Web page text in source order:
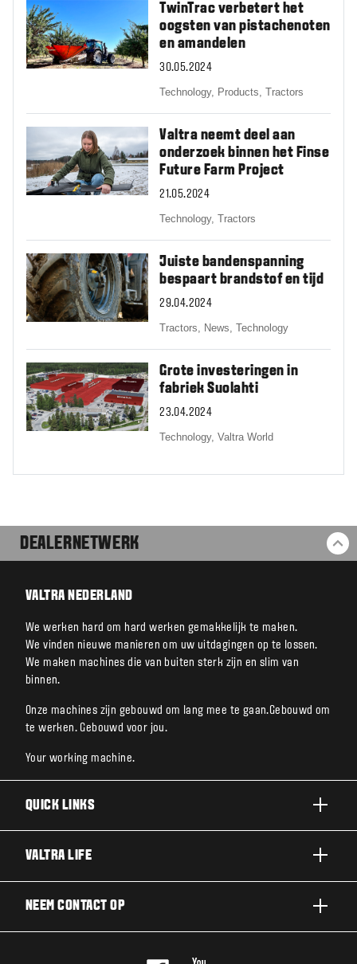
TwinTrac verbetert het
oogsten van pistachenoten
en amandelen
30.05.2024
Technology, Products,Tractors
Valtra neemt deel aan
onderzoek binnen het Finse
Future Farm Project
21.05.2024
Technology,Tractors
Juiste bandenspanning
bespaart brandstof en tijd
29.04.2024
Tractors, News,Technology
Grote investeringen in
fabriek Suolahti
23.04.2024
Technology,Valtra World
DEALERNETWERK
VALTRA NEDERLAND
We werken hard om hard werken gemakkelijk te maken.
We vinden nieuwe manieren om uw uitdagingen op te lossen.
We maken machines die van buiten sterk zijn en slim van
binnen.
Onze machines zijn gebouwd om lang mee te gaan.Gebouwd om
te werken. Gebouwd voor jou.
Your working machine.
QUICK LINKS
N SERIE
VALTRA LIFE
NEEM CONTACT OP